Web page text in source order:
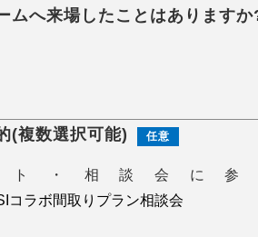
ムへ来場したことはありますか
(複数選択可能) 任意
ト・相談会に参